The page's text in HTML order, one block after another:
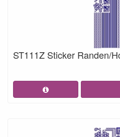
ST111Z Sticker Randen/